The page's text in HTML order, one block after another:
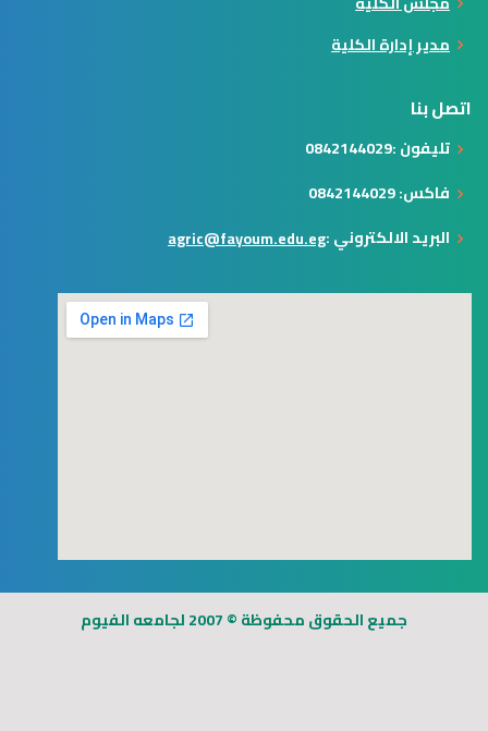
مدير إدارة الكلية
اتصل بنا
تليفون :0842144029
فاكس: 0842144029
البريد الالكتروني :agric@fayoum.edu.eg
free goggle map
جميع الحقوق محفوظة © 2007 لجامعه الفيوم